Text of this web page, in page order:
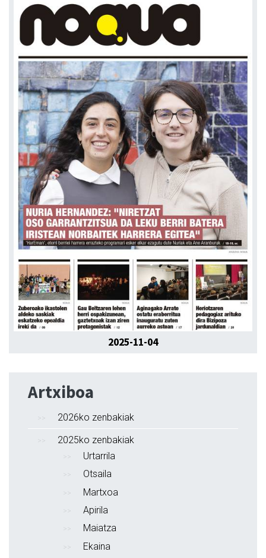
2025-11-04
Artxiboa
2026ko zenbakiak
2025ko zenbakiak
Urtarrila
Otsaila
Martxoa
Apirila
Maiatza
Ekaina